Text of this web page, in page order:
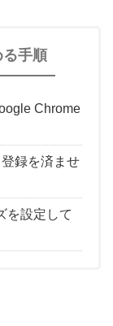
手順
Chrome
録を済ませ
を設定して